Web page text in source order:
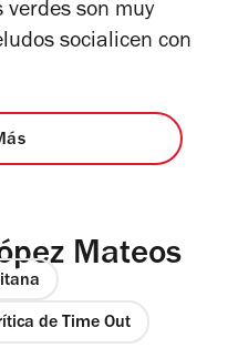
verdes son muy
socialicen con
Mateos
de Time Out